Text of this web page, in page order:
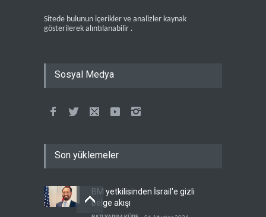
Sitede bulunun içerikler ve analizler kaynak
gösterilerek alıntılanabilir .
Sosyal Medya
Son yüklemeler
BM yetkilisinden İsrail'e gizli
belge akışı